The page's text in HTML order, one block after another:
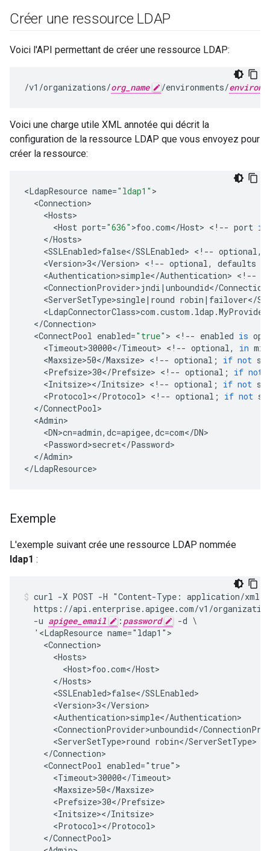
Créer une ressource LDAP
Voici l'API permettant de créer une ressource LDAP:
/v1/organizations/org_name /environments/
Voici une charge utile XML annotée qui décrit la
configuration de la ressource LDAP que vous envoyez pour
créer la ressource:
<LdapResource name="ldap1"
<Connection
<Hosts
<Host port="636" >foo .com</Host> < ! -- port is
</Hosts
<SSLEnabled>false</SSLEnabled> < ! -- optional,
<Version>3</Version> < ! -- optional, defaults
<Authentication>simple</Authentication> < ! --
<ConnectionProvider>jndi | unboundid</
<ServerSetType>single| round robin | failover</
<LdapConnectorClass>com .custom . ldap .MyProvider
</Connection
<ConnectPool enabled="true" > < ! -- enabled is
<Timeout>30000</Timeout> < ! -- optional, in
<Maxsize>50</Maxsize> < ! -- optional ; if not
<Prefsize>30</Prefsize> < ! -- optional ; if not
<Initsize></Initsize> < ! -- optional ; if not
<Protocol></Protocol> < ! -- optional ; if not
</ConnectPool
<Admin
<DN>cn=admin, dc=apigee, dc=com</DN
<Password>secret</Password
</Admin>
</LdapResource>
Exemple
L'exemple suivant crée une ressource LDAP nommée
ldap1 :
curl -X POST -H "Content-Type: application/
https://api.enterprise.apigee.com/v1/
  -u
apigee_email : password
-d \
  '<LdapResource name="ldap1">
    <Connection>
      <Hosts>
        <Host>foo.com</Host>
      </Hosts>
      <SSLEnabled>false</SSLEnabled>
      <Version>3</Version>
      <Authentication>simple</Authentication>
<ConnectionProvider>unboundid</
      <ServerSetType>round robin</ServerSetType>
    </Connection>
    <ConnectPool enabled="true">
      <Timeout>30000</Timeout>
      <Maxsize>50</Maxsize>
      <Prefsize>30</Prefsize>
      <Initsize></Initsize>
      <Protocol></Protocol>
    </ConnectPool>